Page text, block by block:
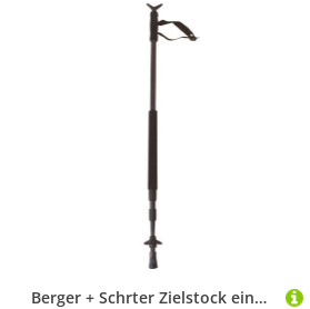
Berger + Schrter Zielstock einbeing teleskop, grn, 30129